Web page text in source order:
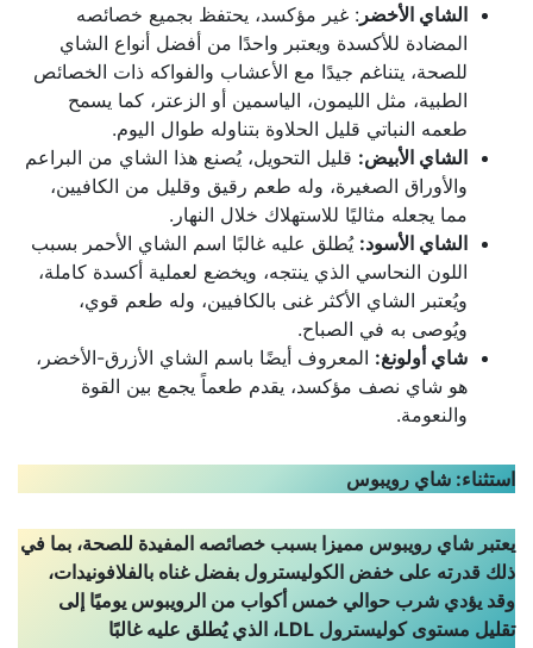
الشاي الأخضر : غير مؤكسد، يحتفظ بجميع خصائصه
المضادة للأكسدة ويعتبر واحدًا من أفضل أنواع الشاي
للصحة، يتناغم جيدًا مع الأعشاب والفواكه ذات الخصائص
الطبية، مثل الليمون، الياسمين أو الزعتر، كما يسمح
طعمه النباتي قليل الحلاوة بتناوله طوال اليوم.
الشاي الأبيض: قليل التحويل، يُصنع هذا الشاي من البراعم
والأوراق الصغيرة، وله طعم رقيق وقليل من الكافيين،
مما يجعله مثاليًا للاستهلاك خلال النهار.
الشاي الأسود: يُطلق عليه غالبًا اسم الشاي الأحمر بسبب
اللون النحاسي الذي ينتجه، ويخضع لعملية أكسدة كاملة،
ويُعتبر الشاي الأكثر غنى بالكافيين، وله طعم قوي،
ويُوصى به في الصباح.
شاي أولونغ: المعروف أيضًا باسم الشاي الأزرق-الأخضر،
هو شاي نصف مؤكسد، يقدم طعماً يجمع بين القوة
والنعومة.
استثناء: شاي رويبوس
يعتبر شاي رويبوس مميزا بسبب خصائصه المفيدة للصحة، بما في
ذلك قدرته على خفض الكوليسترول بفضل غناه بالفلافونيدات،
وقد يؤدي شرب حوالي خمس أكواب من الرويبوس يوميًا إلى
تقليل مستوى كوليسترول LDL، الذي يُطلق عليه غالبًا